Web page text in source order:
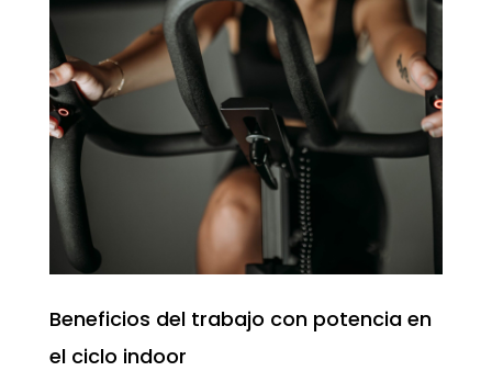
Beneficios del trabajo con potencia en
el ciclo indoor